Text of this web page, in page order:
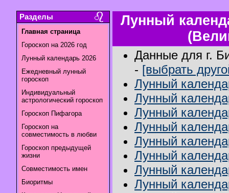
Разделы
Главная страница
Гороскоп на 2026 год
Лунный календарь 2026
Ежедневный лунный
гороскоп
Индивидуальный
астрологический гороскоп
Гороскоп Пифагора
Гороскоп на
совместимость в любви
Гороскоп предыдущей
жизни
Совместимость имен
Биоритмы
Лунный
Данные для г.
- [выбрать
Лунный
Лунный
Лунный
Лунный
Лунный
Лунный
Лунный
Лунный